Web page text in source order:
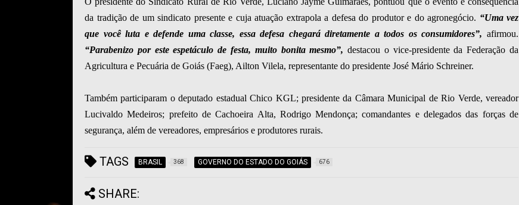
da tradição de um sindicato presente e cuja atuação extrapola a defesa do produtor e do agronegócio. “Uma vez
que você luta e defende uma classe, essa defesa chegará diretamente a todos os consumidores”, afirmou.
“Parabenizo por este espetáculo de festa, muito bonita mesmo”, destacou o vice-presidente da Federação da
Agricultura e Pecuária de Goiás (Faeg), Ailton Vilela, representante do presidente José Mário Schreiner.
Também participaram o deputado estadual Chico KGL; presidente da Câmara Municipal de Rio Verde, vereador
Lucivaldo Medeiros; prefeito de Cachoeira Alta, Rodrigo Mendonça; comandantes e delegados das forças de
segurança, além de vereadores, empresários e produtores rurais.
TAGS BRASIL 368 GOVERNO DO ESTADO DO GOIÁS 676
SHARE: